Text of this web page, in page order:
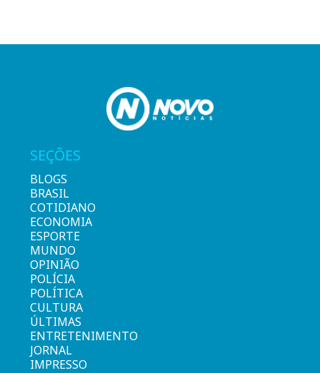
SEÇÕES
BLOGS
BRASIL
COTIDIANO
ECONOMIA
ESPORTE
MUNDO
OPINIÃO
POLÍCIA
POLÍTICA
CULTURA
ÚLTIMAS
ENTRETENIMENTO
JORNAL
IMPRESSO